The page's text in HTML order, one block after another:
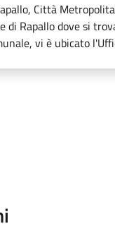
Città
di Rapallo dove si
vi è ubicato